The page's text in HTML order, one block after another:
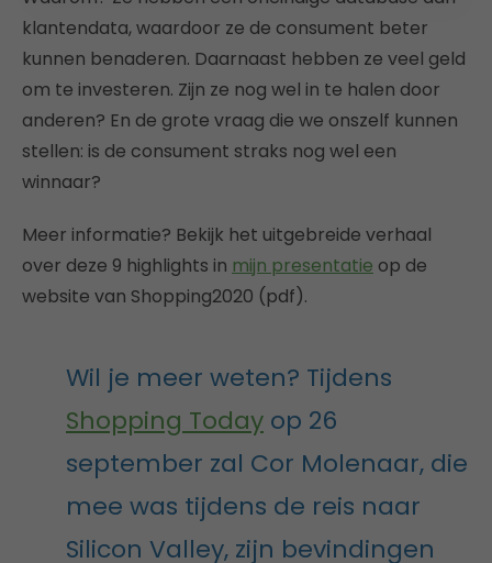
klantendata, waardoor ze de consument beter
kunnen benaderen. Daarnaast hebben ze veel geld
om te investeren. Zijn ze nog wel in te halen door
anderen? En de grote vraag die we onszelf kunnen
stellen: is de consument straks nog wel een
winnaar?
Meer informatie? Bekijk het uitgebreide verhaal
over deze 9 highlights in mijn presentatie op de
website van Shopping2020 (pdf).
Wil je meer weten? Tijdens
Shopping Today op 26
september zal Cor Molenaar, die
mee was tijdens de reis naar
Silicon Valley, zijn bevindingen